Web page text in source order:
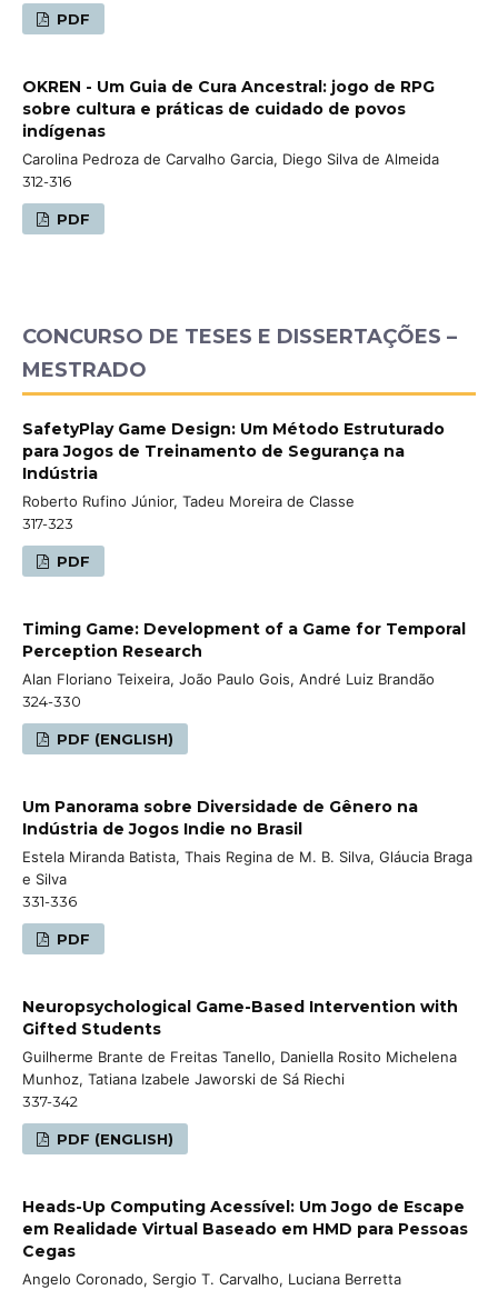
PDF
OKREN - Um Guia de Cura Ancestral: jogo de RPG
sobre cultura e práticas de cuidado de povos
indígenas
Carolina Pedroza de Carvalho Garcia, Diego Silva de Almeida
312-316
PDF
CONCURSO DE TESES E DISSERTAÇÕES –
MESTRADO
SafetyPlay Game Design: Um Método Estruturado
para Jogos de Treinamento de Segurança na
Indústria
Roberto Rufino Júnior, Tadeu Moreira de Classe
317-323
PDF
Timing Game: Development of a Game for Temporal
Perception Research
Alan Floriano Teixeira, João Paulo Gois, André Luiz Brandão
324-330
PDF (ENGLISH)
Um Panorama sobre Diversidade de Gênero na
Indústria de Jogos Indie no Brasil
Estela Miranda Batista, Thais Regina de M. B. Silva, Gláucia Braga
e Silva
331-336
PDF
Neuropsychological Game-Based Intervention with
Gifted Students
Guilherme Brante de Freitas Tanello, Daniella Rosito Michelena
Munhoz, Tatiana Izabele Jaworski de Sá Riechi
337-342
PDF (ENGLISH)
Heads-Up Computing Acessível: Um Jogo de Escape
em Realidade Virtual Baseado em HMD para Pessoas
Cegas
Angelo Coronado, Sergio T. Carvalho, Luciana Berretta